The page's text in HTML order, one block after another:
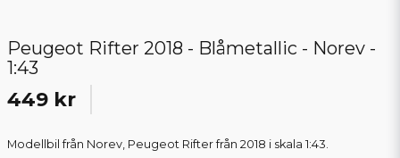
Peugeot Rifter 2018 - Blåmetallic - Norev -
1:43
449 kr
Modellbil från Norev, Peugeot Rifter från 2018 i skala 1:43.